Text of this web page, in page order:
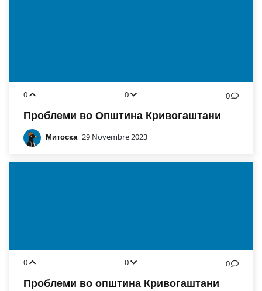
0 0 0
Проблеми во Општина Кривогаштани
Митоска 29 Novembre 2023
0 0 0
Проблеми во општина Кривогаштани